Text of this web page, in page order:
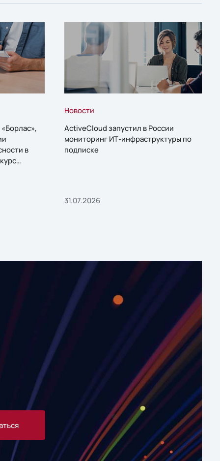
в
Новости
ActiveCloud запустил в России
мониторинг ИТ-инфраструктуры по
подписке
31.07.2026